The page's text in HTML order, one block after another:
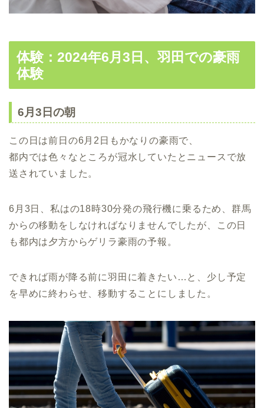
体験：2024年6月3日、羽田での豪雨
体験
6月3日の朝
この日は前日の6月2日もかなりの豪雨で、
都内では色々なところが冠水していたとニュースで放
送されていました。
6月3日、私はの18時30分発の飛行機に乗るため、群馬
からの移動をしなければなりませんでしたが、この日
も都内は夕方からゲリラ豪雨の予報。
できれば雨が降る前に羽田に着きたい…と、少し予定
を早めに終わらせ、移動することにしました。